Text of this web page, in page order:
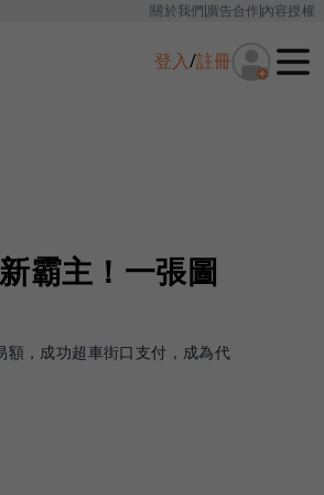
關於我們廣告合作內容授權
登入/註冊
霸主！一張圖
，成功超車街口支付，成為代